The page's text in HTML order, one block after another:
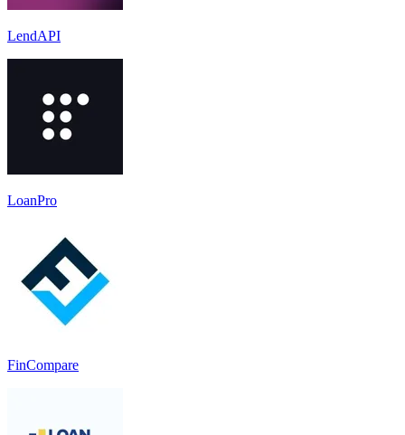
LendAPI
LoanPro
FinCompare